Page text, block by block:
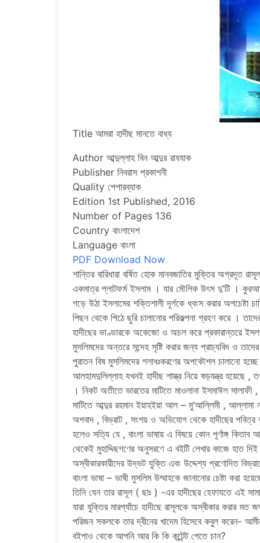
Title আমরা হাদীছ মানতে বাধ্য
Author আব্দুল্লাহ বিন আব্দুর রাযযাক
Publisher নিবরাস প্রকাশনী
Quality পেপারব্যাক
Edition 1st Published, 2016
Number of Pages 136
Country বাংলাদেশ
Language বাংলা
PDF Download Now
শান্তির বারিধারা বর্ষিত হোক মানবজাতির মুক্তির অগ্রদূত
একমাত্র প্লাটফর্ম ইসলাম । যার মৌলিক উৎস দু’টি ।
গড়ে উঠা ইসলামের শক্তিশালী দূর্গকে ধ্বংস করার অপচেষ্টা
পিছন থেকে পিঠে ছুরি চালানোর পরিকল্পনা গ্রহণ করে ।
হাদীছের ভাণ্ডারকে অকেজো ও অচল করে প্রকারান্তরে
মুসলিমদের অন্তরে সন্দেহ সৃষ্টি করার জন্য প্রাচ্যবিদ ও তাদের
পুরাতন বিষ মুসলিমদের গলাধঃকরণের অপকৌশল চালানো
আলহামদুলিল্লাহ যখনই হাদীছ শাস্ত্র নিয়ে ষড়যন্ত্র হয়েছে ,
। নিকট অতীতে ভারতের মাটিতে মাওলানা ইসমাঈল
মাটিতে আব্দুর রহমান ইয়াহইয়া আল – মু’আল্লিমী , আল্লামা
অপবাদ , বিভ্রাট , সংশয় ও অভিযোগ থেকে হাদীছের
হলেও সত্যি যে , বাংলা ভাষায় এ বিষয়ে কোন পূর্ণাঙ্গ
থেকেই মুহাদ্দিছগণের অনুসরণে এ বইটি লেখার কাজে হাত
অস্বীকারকারীদের উদ্ভট যুক্তি এবং উদ্দেশ্য প্রণোদিত
বাংলা ভাষা – ভাষী মুসলিম উম্মাহকে জানানোর চেষ্টা
তিনি যেন তার রাসূল ( ছাঃ ) -এর হাদীছের হেফাযতে এই
যারা যুক্তির মারপ্যাঁচে হাদীছে রাসূলকে অস্বীকার করার
পরিজন সকলকে তার দ্বীনের খাদেম হিসেবে কবুল করেন-
বইপাও থেকে আপনি আর কি কি কন্টেন্ট পেতে চান?